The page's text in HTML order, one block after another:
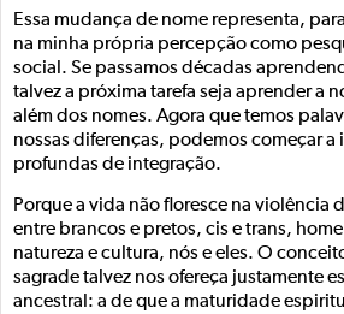
Essa mudança de nome representa,
na minha própria percepção como
social. Se passamos décadas
talvez a próxima tarefa seja aprender a
além dos nomes. Agora que temos
nossas diferenças, podemos começar a
profundas de integração.
Porque a vida não floresce na violência
entre brancos e pretos, cis e trans,
natureza e cultura, nós e eles. O
sagrade talvez nos ofereça justamente
ancestral: a de que a maturidade